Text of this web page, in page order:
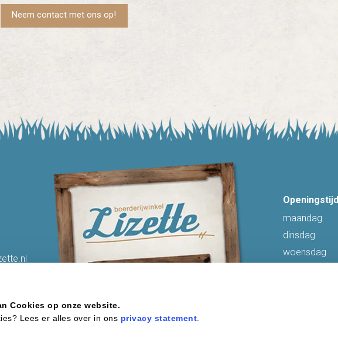
Cookies op onze website.
Lees er alles over in ons privacy statement
Neem contact met ons op!
maandag
dinsdag
woensdag